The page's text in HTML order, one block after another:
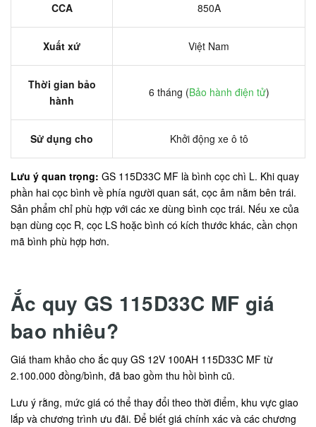
CCA 850A
Xuất xứ Việt Nam
Thời gian bảo
hành
6 tháng (Bảo hành điện tử)
Sử dụng cho Khởi động xe ô tô
Lưu ý quan trọng: GS 115D33C MF là bình cọc chì L. Khi quay
phần hai cọc bình về phía người quan sát, cọc âm nằm bên trái.
Sản phẩm chỉ phù hợp với các xe dùng bình cọc trái. Nếu xe của
bạn dùng cọc R, cọc LS hoặc bình có kích thước khác, cần chọn
mã bình phù hợp hơn.
Ắc quy GS 115D33C MF giá
bao nhiêu?
Giá tham khảo cho ắc quy GS 12V 100AH 115D33C MF từ
2.100.000 đồng/bình, đã bao gồm thu hồi bình cũ.
Lưu ý rằng, mức giá có thể thay đổi theo thời điểm, khu vực giao
lắp và chương trình ưu đãi. Để biết giá chính xác và các chương